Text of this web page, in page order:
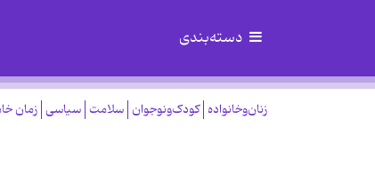
دسته‌بندی
زنان‌وخانواده کودک‌ونوجوان سلامت سیاسی زمان